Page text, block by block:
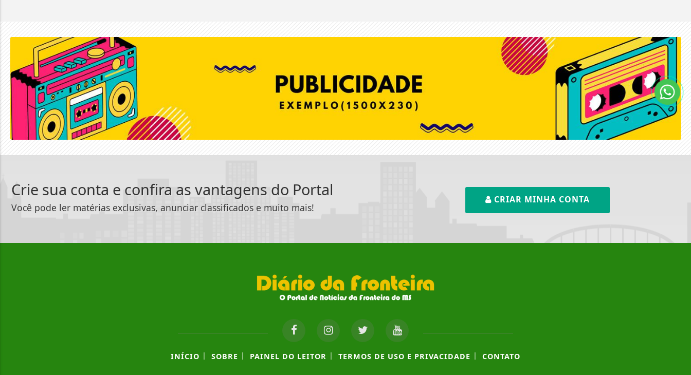
Crie sua conta e confira as vantagens do Portal
Você pode ler matérias exclusivas, anunciar classificados e muito mais!
CRIAR MINHA CONTA
INÍCIO | SOBRE | PAINEL DO LEITOR | TERMOS DE USO E PRIVACIDADE | CONTATO